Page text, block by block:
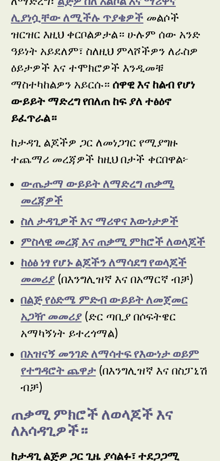
ሊያነሷቸው ለሚችሉ ጥያቄዎች መልሶች
ዝርዝር እዚህ ቀርቦልዎታል። ሁሉም ሰው አንድ
ዓይነት አይደለም፣ ስለዚህ ምላሾችዎን ለራስዎ
ዕይታዎች እና ተሞክሮዎች እንዲመቹ
ማስተካከልዎን አይርሱ። ሰዋዊ እና ከልብ የሆነ
ውይይት ማድረግ የበለጠ ከፍ ያለ ተፅዕኖ
ይፈጥራል።
ከታዳጊ ልጆችዎ ጋር ለመነጋገር የሚያግዙ
ተጨማሪ መረጃዎች ከዚህ በታች ቀርበዋል፦
ውጤታማ ውይይት ለማድረግ ጠቃሚ
መረጃዎች
ስለ ታዳጊዎች እና ማሪዋና እውነታዎች
ምስላዊ መረጃ እና ጠቃሚ ምክሮች ለወላጆች
ከዕፅ ነፃ የሆኑ ልጆችን ለማሳደግ የወላጆች
መመሪያ(በእንግሊዝኛ እና በአማርኛ ብቻ)
በልጅ የዕድሜ ምድብ ውይይት ለመጀመር
አጋዥ መመሪያ(ድር ጣቢያ በሶፍትዌር
አማካኝነት ይተረጎማል)
በአዝናኝ መንገድ ለማሳተፍ የእውነታ ወይም
የተግዳሮት ጨዋታ(በእንግሊዝኛ እና በስፓኒሽ
ብቻ)
ጠቃሚ ምክሮች ለወላጆች እና
ለአሳዳጊዎች።
ከታዳጊ ልጅዎ ጋር ጊዜ ያሳልፉ፣ ተደጋጋሚ